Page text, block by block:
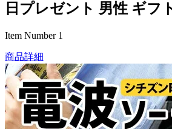
日プレゼント 男性 ギフ
Item Number 1
商品詳細